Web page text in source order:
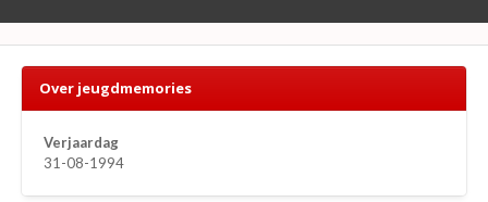
Over jeugdmemories
Verjaardag
31-08-1994